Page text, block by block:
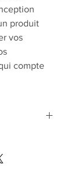
produit
vos
compte